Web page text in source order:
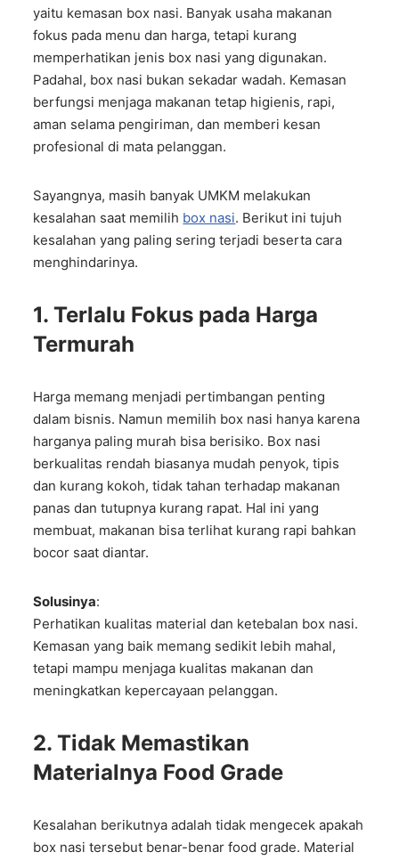
yaitu kemasan box nasi. Banyak usaha makanan
fokus pada menu dan harga, tetapi kurang
memperhatikan jenis box nasi yang digunakan.
Padahal, box nasi bukan sekadar wadah. Kemasan
berfungsi menjaga makanan tetap higienis, rapi,
aman selama pengiriman, dan memberi kesan
profesional di mata pelanggan.
Sayangnya, masih banyak UMKM melakukan
kesalahan saat memilih box nasi. Berikut ini tujuh
kesalahan yang paling sering terjadi beserta cara
menghindarinya.
1. Terlalu Fokus pada Harga
Termurah
Harga memang menjadi pertimbangan penting
dalam bisnis. Namun memilih box nasi hanya karena
harganya paling murah bisa berisiko. Box nasi
berkualitas rendah biasanya mudah penyok, tipis
dan kurang kokoh, tidak tahan terhadap makanan
panas dan tutupnya kurang rapat. Hal ini yang
membuat, makanan bisa terlihat kurang rapi bahkan
bocor saat diantar.
Solusinya:
Perhatikan kualitas material dan ketebalan box nasi.
Kemasan yang baik memang sedikit lebih mahal,
tetapi mampu menjaga kualitas makanan dan
meningkatkan kepercayaan pelanggan.
2. Tidak Memastikan
Materialnya Food Grade
Kesalahan berikutnya adalah tidak mengecek apakah
box nasi tersebut benar-benar food grade. Material